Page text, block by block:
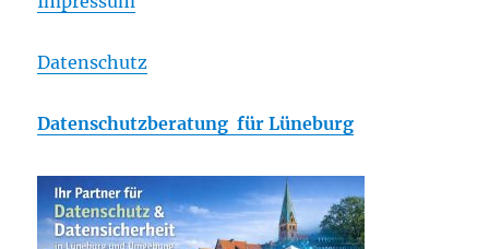
Datenschutz
Datenschutzberatung für Lüneburg